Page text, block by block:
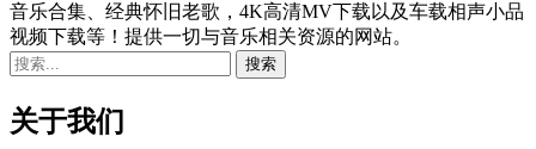
音乐合集、经典怀旧老歌，4K高清MV下载以及车载相声小品
视频下载等！提供一切与音乐相关资源的网站。
关于我们